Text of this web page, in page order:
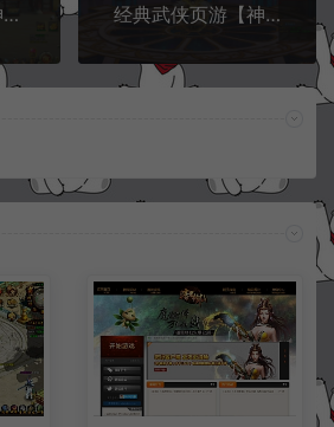
Q萌三国页游【神将大三国OL】2月最新整理Linux手工服务端+货币修改教程+详细外网搭建教程
经典武侠页游【神之继承者-王座版】2月最新整理Linux手工服务端+管理后台+充值教程+详细外网搭建教程